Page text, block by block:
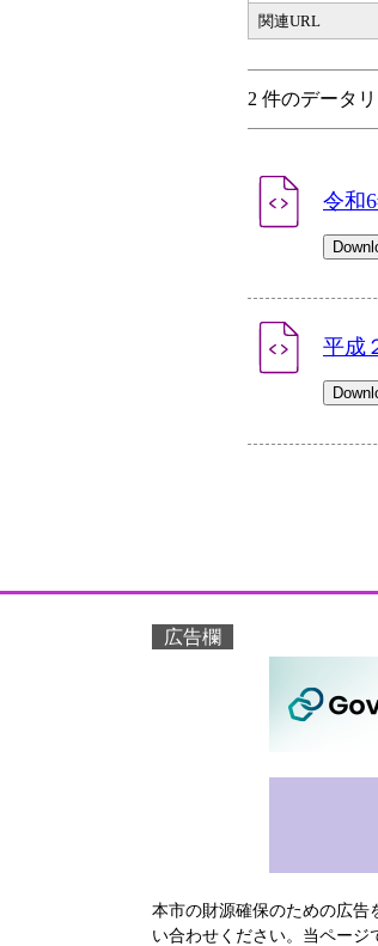
関連URL
2 件のデータ
令和
平成
広告欄
本市の財源確保のための広告
い合わせください。当ペー